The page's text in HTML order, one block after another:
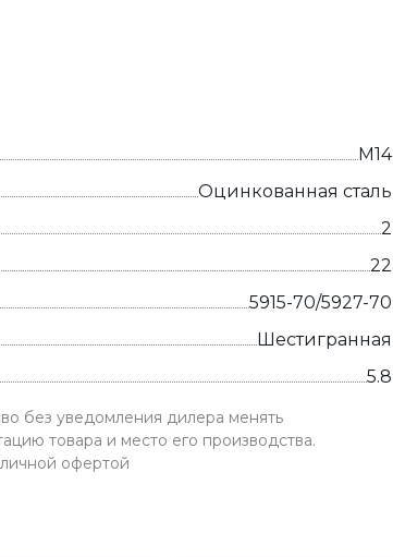
М14
Оцинкованная сталь
2
22
5915-70/5927-70
Шестигранная
5.8
без уведомления дилера менять
товара и место его производства.
офертой